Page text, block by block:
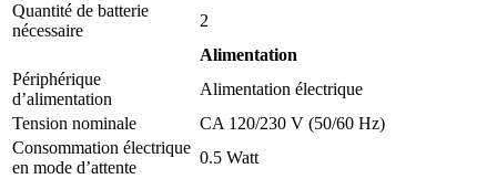
Quantité de batterie
nécessaire
2
Alimentation
Périphérique
d’alimentation
Alimentation électrique
Tension nominale
CA 120/230 V (50/60 Hz)
Consommation électrique
en mode d’attente
0.5 Watt